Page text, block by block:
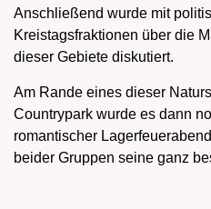
Anschließend wurde mit
Kreistagsfraktionen über die
dieser Gebiete diskutiert.
Am Rande eines dieser
Countrypark wurde es dann
romantischer
beider Gruppen seine ganz